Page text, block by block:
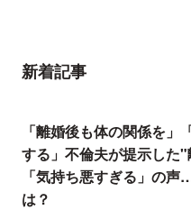
新着記事
「離婚後も体の関係を」
する」不倫夫が提示した
「気持ち悪すぎる」の
は？